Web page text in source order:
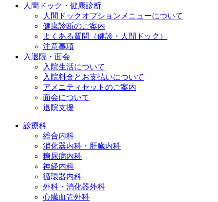
人間ドック・健康診断
人間ドックオプションメニューについて
健康診断のご案内
よくある質問（健診・人間ドック）
注意事項
入退院・面会
入院生活について
入院料金とお支払いについて
アメニティセットのご案内
面会について
退院支援
診療科
総合内科
消化器内科・肝臓内科
糖尿病内科
神経内科
循環器内科
外科・消化器外科
心臓血管外科